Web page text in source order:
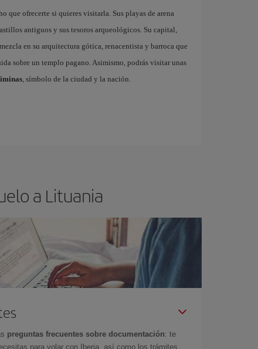
que ofrecerte si quieres visitarla. Sus playas de arena
antiguos y sus tesoros arqueológicos. Su capital,
en su arquitectura gótica, renacentista y barroca que
sobre un templo pagano. Asimismo, podrás visitar unas
, símbolo de la ciudad y la nación.
a Lituania
preguntas frecuentes sobre documentación: te
para volar con Iberia, así como los trámites